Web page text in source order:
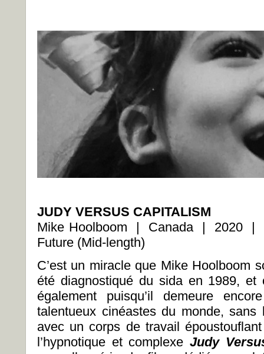
JUDY VERSUS CAPITALISM
Mike Hoolboom | Canada | 2020 |
Future (Mid-length)
C’est un miracle que Mike Hoolboom
été diagnostiqué du sida en 1989, et
également puisqu’il demeure
talentueux cinéastes du monde, sans
avec un corps de travail
l’hypnotique et complexeJudy